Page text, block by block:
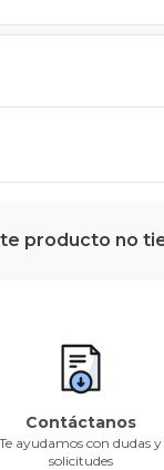
producto no
Contáctanos
Te ayudamos con dudas y
solicitudes